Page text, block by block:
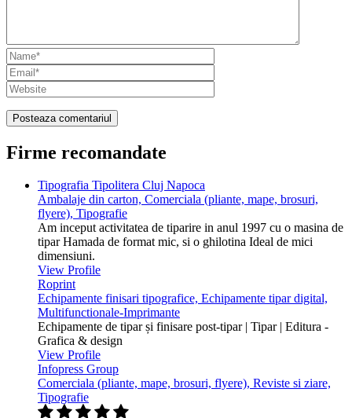
Firme recomandate
Tipografia Tipolitera Cluj Napoca
Ambalaje din carton, Comerciala (pliante, mape, brosuri,
flyere), Tipografie
Am inceput activitatea de tiparire in anul 1997 cu o masina de
tipar Hamada de format mic, si o ghilotina Ideal de mici
dimensiuni.
View Profile
Roprint
Echipamente finisari tipografice, Echipamente tipar digital,
Multifunctionale-Imprimante
Echipamente de tipar și finisare post-tipar | Tipar | Editura -
Grafica & design
View Profile
Infopress Group
Comerciala (pliante, mape, brosuri, flyere), Reviste si ziare,
Tipografie